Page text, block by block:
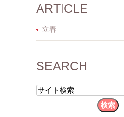
ARTICLE
立春
SEARCH